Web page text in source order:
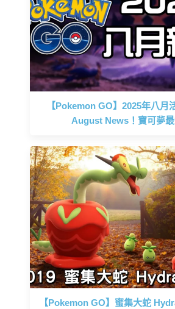
【Pokemon GO】2025年八月
August News！寶可夢
【Pokemon GO】蜜集大蛇